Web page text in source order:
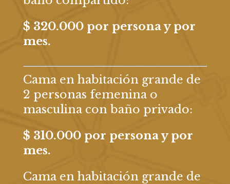
$ 320.000 por persona y por
mes.
Cama en habitación grande de
2 personas femenina o
masculina con baño privado:
$ 310.000 por persona y por
mes.
Cama en habitación grande de